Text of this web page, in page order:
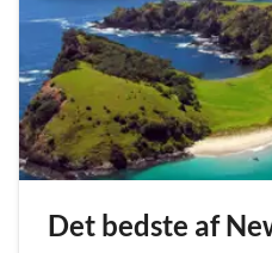
Det bedste af